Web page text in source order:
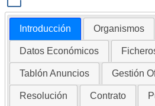
Introducción Organismos
Datos Económicos
Tablón Anuncios Gestión
Resolución Contrato